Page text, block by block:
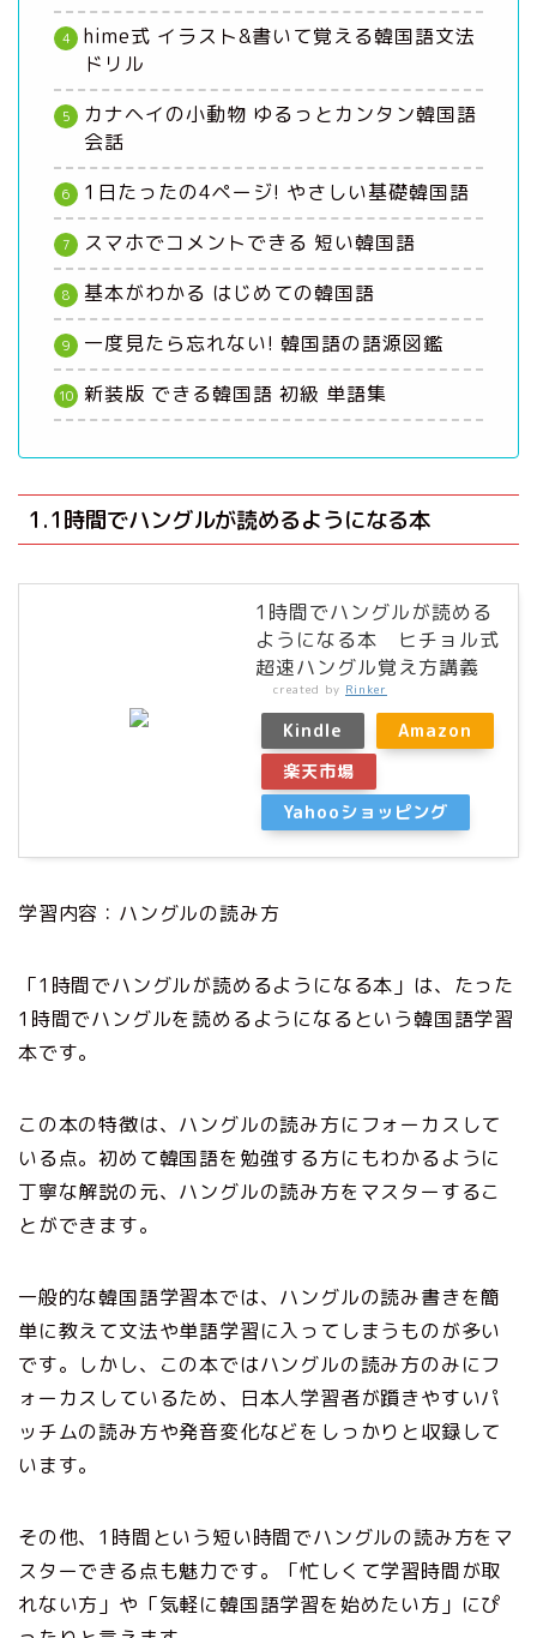
hime式 イラスト&書いて覚える韓国語文法
ドリル
カナヘイの小動物 ゆるっとカンタン韓国語
会話
1日たったの4ページ! やさしい基礎韓国語
スマホでコメントできる 短い韓国語
基本がわかる はじめての韓国語
一度見たら忘れない! 韓国語の語源図鑑
新装版 できる韓国語 初級 単語集
1.1時間でハングルが読めるようになる本
1時間でハングルが読める
ようになる本 ヒチョル式
超速ハングル覚え方講義
created by Rinker
Kindle
Amazon
楽天市場
Yahooショッピング
学習内容：ハングルの読み方
「1時間でハングルが読めるようになる本」は、たった
1時間でハングルを読めるようになるという韓国語学習
本です。
この本の特徴は、ハングルの読み方にフォーカスして
いる点。初めて韓国語を勉強する方にもわかるように
丁寧な解説の元、ハングルの読み方をマスターするこ
とができます。
一般的な韓国語学習本では、ハングルの読み書きを簡
単に教えて文法や単語学習に入ってしまうものが多い
です。しかし、この本ではハングルの読み方のみにフ
ォーカスしているため、日本人学習者が躓きやすいパ
ッチムの読み方や発音変化などをしっかりと収録して
います。
その他、1時間という短い時間でハングルの読み方をマ
スターできる点も魅力です。「忙しくて学習時間が取
れない方」や「気軽に韓国語学習を始めたい方」にぴ